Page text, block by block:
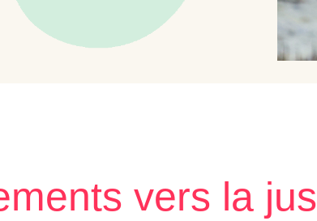
vers la